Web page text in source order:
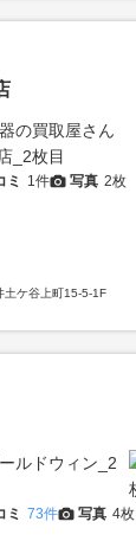
ミ 1件 写真 2枚
土ケ谷上町15-5-1F
ミ 73件 写真 4枚